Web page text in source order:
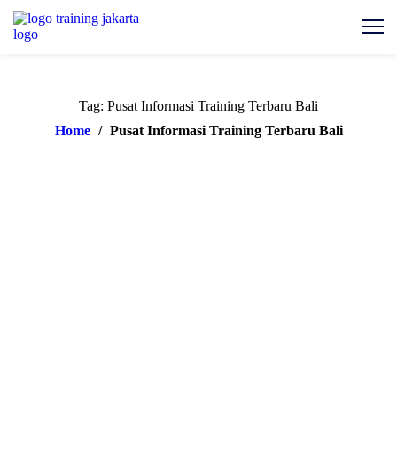
Tag: Pusat Informasi Training Terbaru Bali
Home / Pusat Informasi Training Terbaru Bali